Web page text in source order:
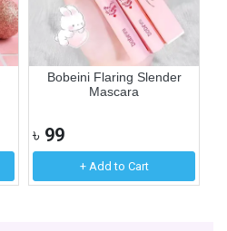
Bobeini Flaring Slender
Mascara
৳ 99
+ Add to Cart